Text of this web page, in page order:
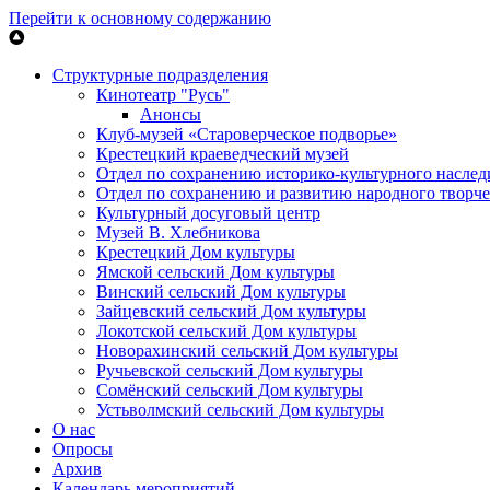
Перейти к основному содержанию
Структурные подразделения
Кинотеатр "Русь"
Анонсы
Клуб-музей «Староверческое подворье»
Крестецкий краеведческий музей
Отдел по сохранению историко-культурного
Отдел по сохранению и развитию народного
Культурный досуговый центр
Музей В. Хлебникова
Крестецкий Дом культуры
Ямской сельский Дом культуры
Винский сельский Дом культуры
Зайцевский сельский Дом культуры
Локотской сельский Дом культуры
Новорахинский сельский Дом культуры
Ручьевской сельский Дом культуры
Сомёнский сельский Дом культуры
Устьволмский сельский Дом культуры
О нас
Опросы
Архив